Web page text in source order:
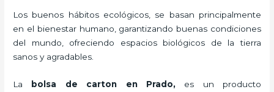
Los buenos hábitos ecológicos, se basan principalmente
en el bienestar humano, garantizando buenas condiciones
del mundo, ofreciendo espacios biológicos de la tierra
sanos y agradables.
La bolsa de carton en Prado, es un producto